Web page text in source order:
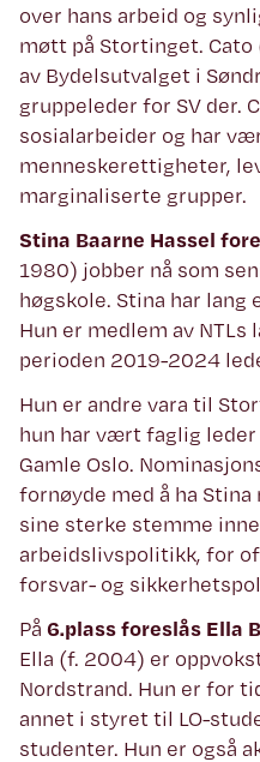
over hans arbeid og
møtt på Stortinget. Cato
av Bydelsutvalget i
gruppeleder for SV der.
sosialarbeider og har
menneskerettigheter,
marginaliserte grupper.
Stina Baarne Hassel
1980) jobber nå som
høgskole. Stina har
Hun er medlem av NTLs
perioden 2019-2024
Hun er andre vara til
hun har vært faglig leder
Gamle Oslo.
fornøyde med å ha
sine sterke stemme
arbeidslivspolitikk, for
forsvar- og
På 6.plass foreslås Ella
Ella (f. 2004) er
Nordstrand. Hun er for
annet i styret til LO-
studenter. Hun er også